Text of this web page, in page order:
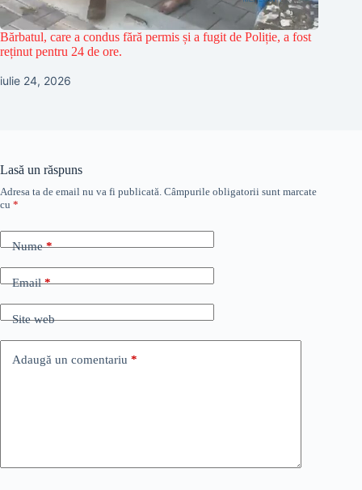
Bărbatul, care a condus fără permis și a fugit de Poliție, a fost
reținut pentru 24 de ore.
iulie 24, 2026
Lasă un răspuns
Adresa ta de email nu va fi publicată. Câmpurile obligatorii sunt marcate
cu *
Nume*
Email*
Site web
Adaugă un comentariu *